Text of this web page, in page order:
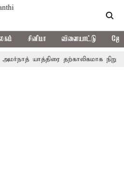
சினிமா விளையாட்டு
யாத்திரை தற்காலிகமாக நிறுத்தம்